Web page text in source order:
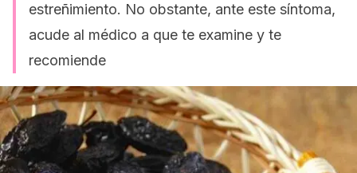
estreñimiento. No obstante, ante este síntoma,
acude al médico a que te examine y te
recomiende